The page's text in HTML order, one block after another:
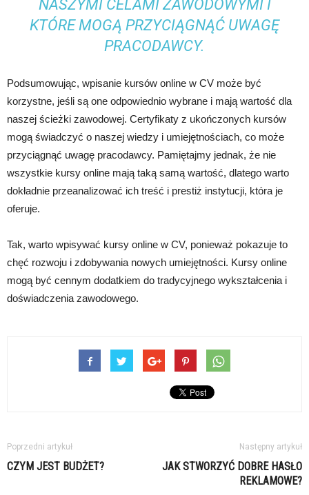
NASZYMI CELAMI ZAWODOWYMI I
KTÓRE MOGĄ PRZYCIĄGNĄĆ UWAGĘ
PRACODAWCY.
Podsumowując, wpisanie kursów online w CV może być
korzystne, jeśli są one odpowiednio wybrane i mają wartość dla
naszej ścieżki zawodowej. Certyfikaty z ukończonych kursów
mogą świadczyć o naszej wiedzy i umiejętnościach, co może
przyciągnąć uwagę pracodawcy. Pamiętajmy jednak, że nie
wszystkie kursy online mają taką samą wartość, dlatego warto
dokładnie przeanalizować ich treść i prestiż instytucji, która je
oferuje.
Tak, warto wpisywać kursy online w CV, ponieważ pokazuje to
chęć rozwoju i zdobywania nowych umiejętności. Kursy online
mogą być cennym dodatkiem do tradycyjnego wykształcenia i
doświadczenia zawodowego.
Poprzedni artykuł
CZYM JEST BUDŻET?
Następny artykuł
JAK STWORZYĆ DOBRE HASŁO
REKLAMOWE?